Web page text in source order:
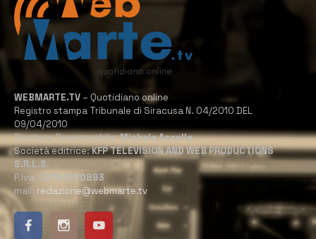
WEBMARTE.TV – Quotidiano online
Registro stampa Tribunale di Siracusa N. 04/2010 DEL
09/04/2010
Direttore Responsabile:Michele Accolla
Società editrice:KFP TELEVISION AND WEB PRODUCTIONS
S.R.L.S.
P.Iva: 02184950893
mail: redazione@webmarte.tv